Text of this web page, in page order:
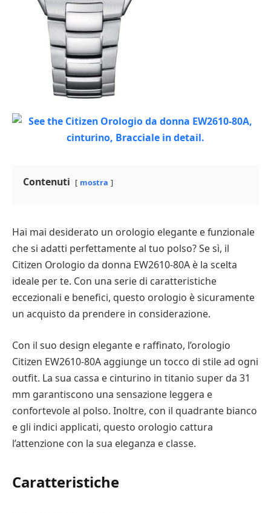
Contenuti mostra
Hai mai desiderato un orologio elegante e funzionale
che si adatti perfettamente al tuo polso? Se sì, il
Citizen Orologio da donna EW2610-80A è la scelta
ideale per te. Con una serie di caratteristiche
eccezionali e benefici, questo orologio è sicuramente
un acquisto da prendere in considerazione.
Con il suo design elegante e raffinato, l’orologio
Citizen EW2610-80A aggiunge un tocco di stile ad ogni
outfit. La sua cassa e cinturino in titanio super da 31
mm garantiscono una sensazione leggera e
confortevole al polso. Inoltre, con il quadrante bianco
e gli indici applicati, questo orologio cattura
l’attenzione con la sua eleganza e classe.
Caratteristiche